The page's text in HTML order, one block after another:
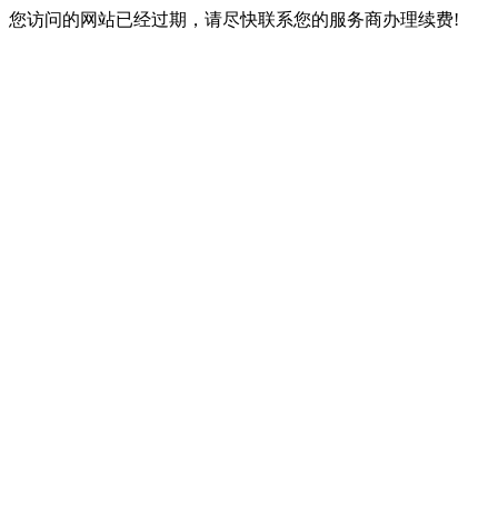
您访问的网站已经过期，请尽快联系您的服务商办理续费!